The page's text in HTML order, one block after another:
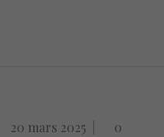
20 mars 2025 0